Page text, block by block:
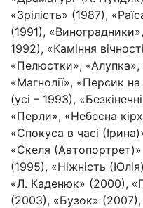
«Зрілість» (1987),
(1991),
1992), «Каміння
«Пелюстки», «Алупка»,
«Магнолії», «Персик
(усі – 1993),
«Перли», «Небесна
«Спокуса в часі
«Скеля
(1995), «Ніжність
«Л. Каденюк» (2000),
(2003), «Бузок»